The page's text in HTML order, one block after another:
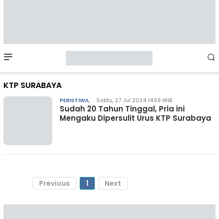
Menu
KTP SURABAYA
PERISTIWA, Sabtu, 27 Jul 2024 14:59 WIB
Sudah 20 Tahun Tinggal, Pria ini
Mengaku Dipersulit Urus KTP Surabaya
Previous 1 Next